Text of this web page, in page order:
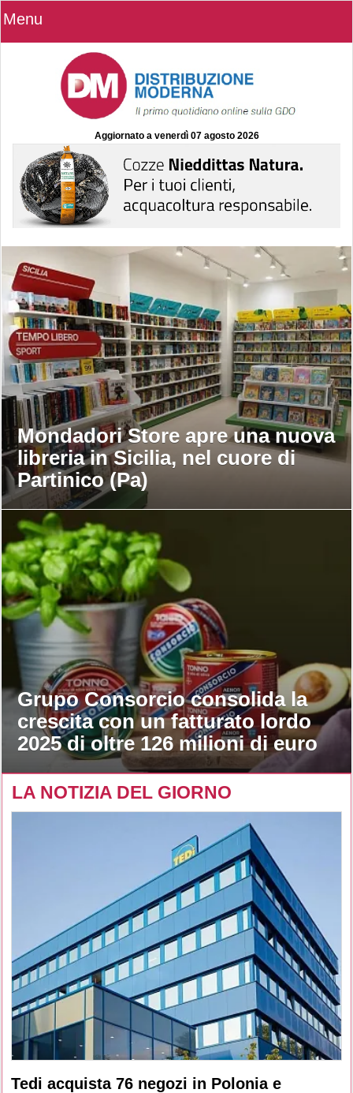
Menu
Aggiornato a venerdì 07 agosto 2026
Mondadori Store apre una nuova
libreria in Sicilia, nel cuore di
Partinico (Pa)
Grupo Consorcio consolida la
crescita con un fatturato lordo
2025 di oltre 126 milioni di euro
LA NOTIZIA DEL GIORNO
Tedi acquista 76 negozi in Polonia e